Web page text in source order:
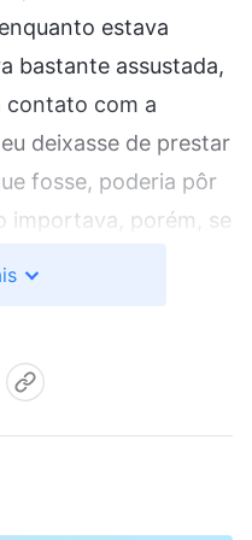
estava
bastante assustada,
contato com a
deixasse de prestar
fosse, poderia pôr
importava, porém, se
e uma casa, e
outros; eu de